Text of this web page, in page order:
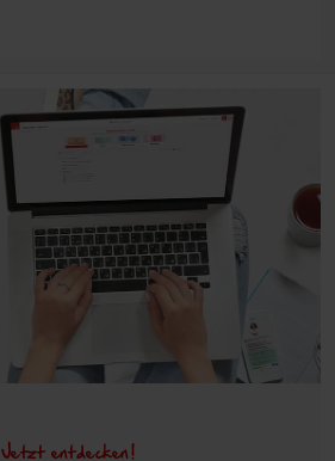
Jetzt entdecken!